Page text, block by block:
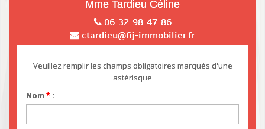
Mme Tardieu Céline
06-32-98-47-86
ctardieu@fij-immobilier.fr
Veuillez remplir les champs obligatoires marqués d'une
astérisque
Nom* :